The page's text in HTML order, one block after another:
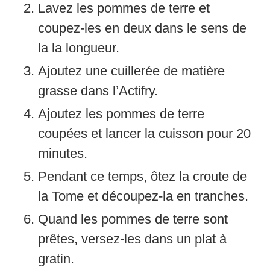
Lavez les pommes de terre et
coupez-les en deux dans le sens de
la la longueur.
Ajoutez une cuillerée de matière
grasse dans l’Actifry.
Ajoutez les pommes de terre
coupées et lancer la cuisson pour 20
minutes.
Pendant ce temps, ôtez la croute de
la Tome et découpez-la en tranches.
Quand les pommes de terre sont
prêtes, versez-les dans un plat à
gratin.